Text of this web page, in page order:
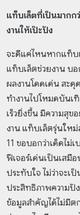
แท็บเล็ตที่เป็นมากก
งานให้เป๊ะปัง
จะดีแค่ไหนหากแท็บ
แท็บเล็ตช่วยงาน บอ
ผลงานโดดเด่น สะดุ
ทำงานไปโหมดบันเ
เร็วยิ่งขึ้น มีความสุข
งาน แท็บเล็ตรุ่นใหม่
11 ขอบอกว่าเด็ดไม่
ฟีเจอร์เด่นเป็นเสมือ
ประทับใจ ไม่ว่าจะเ
ประสิทธิภาพความปั
ข้อมูลสำคัญได้ไม่มี